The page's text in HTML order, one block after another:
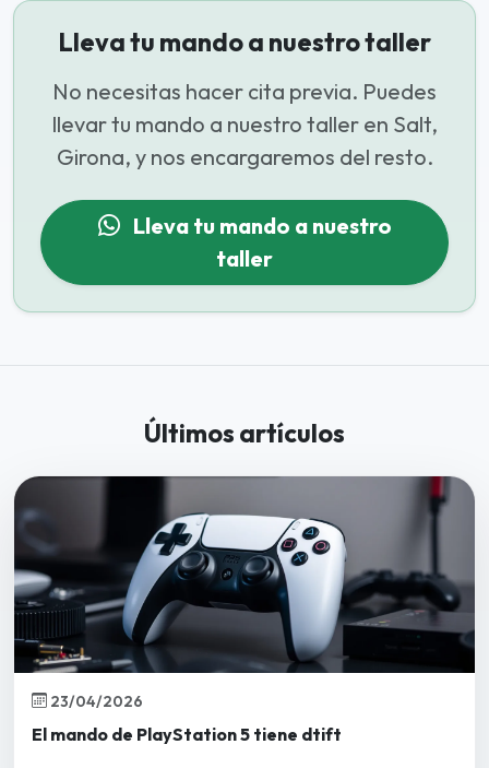
Lleva tu mando a nuestro taller
No necesitas hacer cita previa. Puedes
llevar tu mando a nuestro taller en Salt,
Girona, y nos encargaremos del resto.
Lleva tu mando a nuestro
taller
Últimos artículos
23/04/2026
El mando de PlayStation 5 tiene dtift